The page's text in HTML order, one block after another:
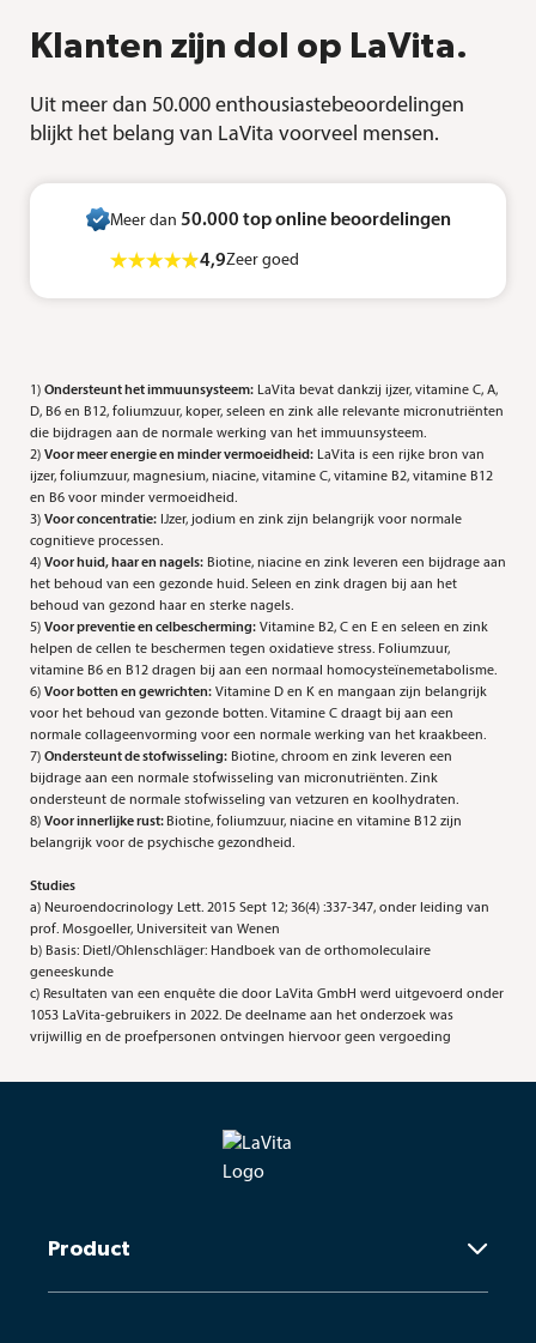
Klanten zijn dol op LaVita.
Uit meer dan 50.000 enthousiastebeoordelingen
blijkt het belang van LaVita voorveel mensen.
Meer dan 50.000 top online beoordelingen
4,9Zeer goed
1) Ondersteunt het immuunsysteem: LaVita bevat dankzij ijzer, vitamine C, A,
D, B6 en B12, foliumzuur, koper, seleen en zink alle relevante micronutriënten
die bijdragen aan de normale werking van het immuunsysteem.
2) Voor meer energie en minder vermoeidheid: LaVita is een rijke bron van
ijzer, foliumzuur, magnesium, niacine, vitamine C, vitamine B2, vitamine B12
en B6 voor minder vermoeidheid.
3) Voor concentratie: IJzer, jodium en zink zijn belangrijk voor normale
cognitieve processen.
4) Voor huid, haar en nagels: Biotine, niacine en zink leveren een bijdrage aan
het behoud van een gezonde huid. Seleen en zink dragen bij aan het
behoud van gezond haar en sterke nagels.
5) Voor preventie en celbescherming: Vitamine B2, C en E en seleen en zink
helpen de cellen te beschermen tegen oxidatieve stress. Foliumzuur,
vitamine B6 en B12 dragen bij aan een normaal homocysteïnemetabolisme.
6) Voor botten en gewrichten: Vitamine D en K en mangaan zijn belangrijk
voor het behoud van gezonde botten. Vitamine C draagt bij aan een
normale collageenvorming voor een normale werking van het kraakbeen.
7) Ondersteunt de stofwisseling: Biotine, chroom en zink leveren een
bijdrage aan een normale stofwisseling van micronutriënten. Zink
ondersteunt de normale stofwisseling van vetzuren en koolhydraten.
8) Voor innerlijke rust: Biotine, foliumzuur, niacine en vitamine B12 zijn
belangrijk voor de psychische gezondheid.
Studies
a) Neuroendocrinology Lett. 2015 Sept 12; 36(4) :337-347, onder leiding van
prof. Mosgoeller, Universiteit van Wenen
b) Basis: Dietl/Ohlenschläger: Handboek van de orthomoleculaire
geneeskunde
c) Resultaten van een enquête die door LaVita GmbH werd uitgevoerd onder
1053 LaVita-gebruikers in 2022. De deelname aan het onderzoek was
vrijwillig en de proefpersonen ontvingen hiervoor geen vergoeding
Product 